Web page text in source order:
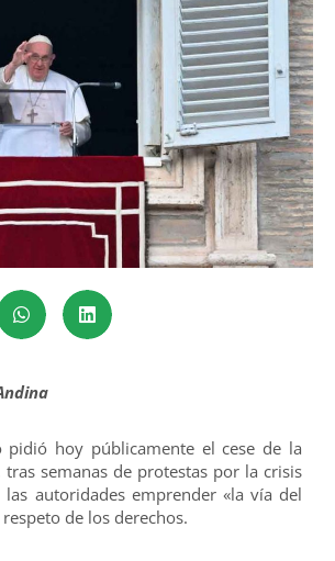
pidió hoy públicamente el cese de la
semanas de protestas por la crisis
autoridades emprender «la vía del
de los derechos.